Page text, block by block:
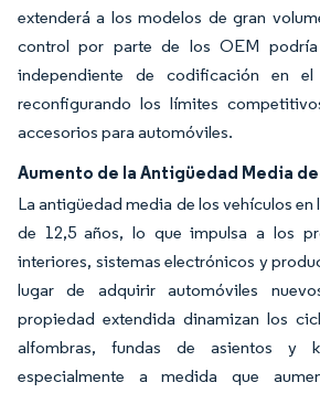
extenderá a los modelos de gran
control por parte de los OEM
independiente de codificación en el
reconfigurando los límites
accesorios para automóviles.
Aumento de la Antigüedad Media
La antigüedad media de los vehículos en
de 12,5 años, lo que impulsa a los
interiores, sistemas electrónicos y
lugar de adquirir automóviles
propiedad extendida dinamizan los
alfombras, fundas de asientos y
especialmente a medida que